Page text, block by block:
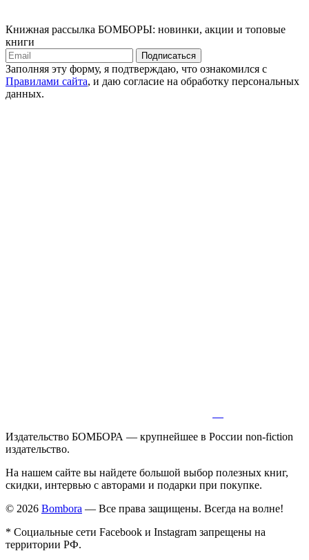
Книжная рассылка БОМБОРЫ: новинки, акции и топовые
книги
Подписаться
Заполняя эту форму, я подтверждаю, что ознакомился с
Правилами сайта, и даю согласие на обработку персональных
данных.
Издательство БОМБОРА — крупнейшее в России non-fiction
издательство.
На нашем сайте вы найдете большой выбор полезных книг,
скидки, интервью с авторами и подарки при покупке.
© 2026 Bombora — Все права защищены. Всегда на волне!
* Социальные сети Facebook и Instagram запрещены на
территории РФ.